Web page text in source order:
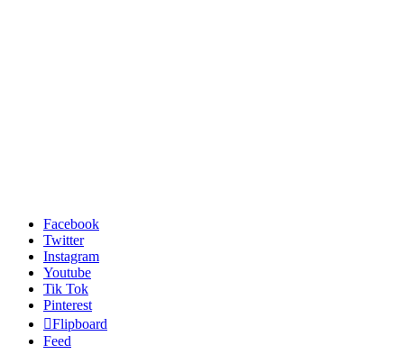
Facebook
Twitter
Instagram
Youtube
Tik Tok
Pinterest
Flipboard
Feed